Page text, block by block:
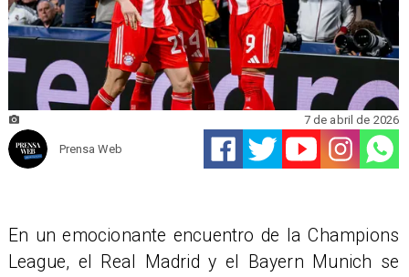
Prensa Web
7 de abril de 2026
En un emocionante encuentro de la Champions
League, el Real Madrid y el Bayern Munich se